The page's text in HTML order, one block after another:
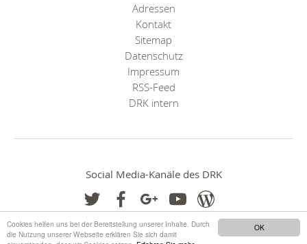
OK
Cookies helfen uns bei der Bereitstellung unserer Inhalte. Durch
die Nutzung unserer Webseite erklären Sie sich damit
Adressen
Kontakt
Sitemap
Datenschutz
Impressum
RSS-Feed
DRK intern
Social Media-Kanäle des DRK